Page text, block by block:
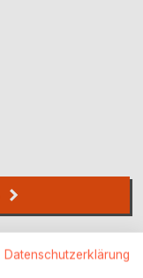
Datenschutzerklärung